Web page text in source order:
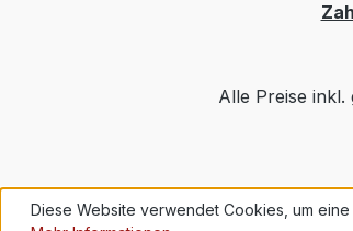
Alle Preise
Diese Website verwendet Cookies, um